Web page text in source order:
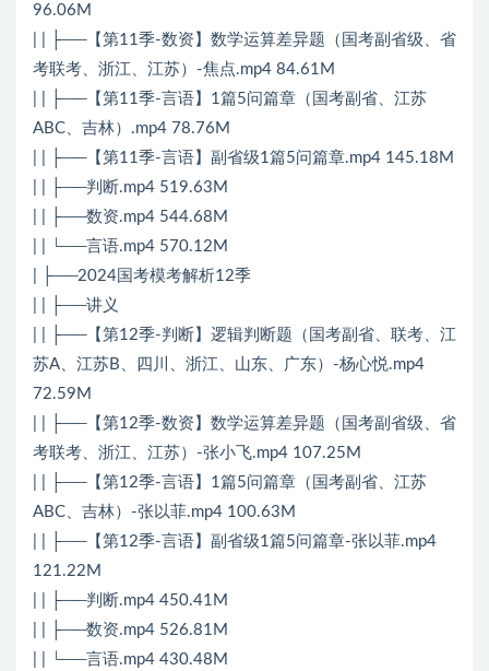
96.06M
| | ├──【第11季-数资】数学运算差异题（国考副省级、省
考联考、浙江、江苏）-焦点.mp4 84.61M
| | ├──【第11季-言语】1篇5问篇章（国考副省、江苏
ABC、吉林）.mp4 78.76M
| | ├──【第11季-言语】副省级1篇5问篇章.mp4 145.18M
| | ├──判断.mp4 519.63M
| | ├──数资.mp4 544.68M
| | └──言语.mp4 570.12M
| ├──2024国考模考解析12季
| | ├──讲义
| | ├──【第12季-判断】逻辑判断题（国考副省、联考、江
苏A、江苏B、四川、浙江、山东、广东）-杨心悦.mp4
72.59M
| | ├──【第12季-数资】数学运算差异题（国考副省级、省
考联考、浙江、江苏）-张小飞.mp4 107.25M
| | ├──【第12季-言语】1篇5问篇章（国考副省、江苏
ABC、吉林）-张以菲.mp4 100.63M
| | ├──【第12季-言语】副省级1篇5问篇章-张以菲.mp4
121.22M
| | ├──判断.mp4 450.41M
| | ├──数资.mp4 526.81M
| | └──言语.mp4 430.48M